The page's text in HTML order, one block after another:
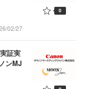
02/27
0
証実
ンMJ